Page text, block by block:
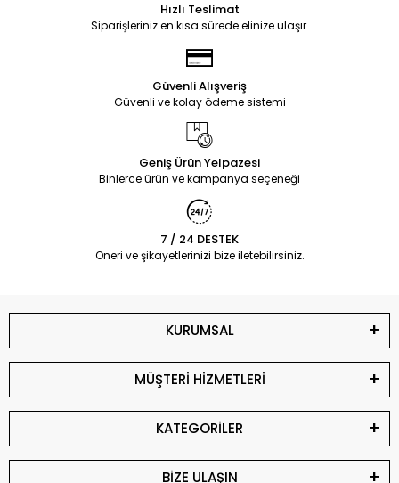
Hızlı Teslimat
Siparişleriniz en kısa sürede elinize ulaşır.
Güvenli Alışveriş
Güvenli ve kolay ödeme sistemi
Geniş Ürün Yelpazesi
Binlerce ürün ve kampanya seçeneği
7 / 24 DESTEK
Öneri ve şikayetlerinizi bize iletebilirsiniz.
KURUMSAL
MÜŞTERİ HİZMETLERİ
KATEGORİLER
BİZE ULAŞIN